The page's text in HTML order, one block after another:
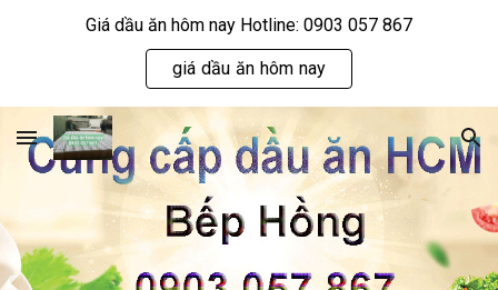
Giá dầu ăn hôm nay Hotline: 0903 057 867
giá dầu ăn hôm nay